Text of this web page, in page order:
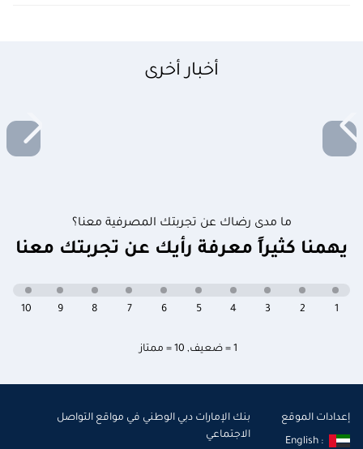
أخبار أخرى
ما مدى رضاك عن تجربتك المصرفية معنا؟
يهمنا كثيراً معرفة رأيك عن تجربتك معنا
1 = ضعيف , 10 = ممتاز
10 9 8 7 6 5 4 3 2 1
إعدادات الموقع
English :
بنك الإمارات دبي الوطني في مواقع التواصل
الاجتماعي